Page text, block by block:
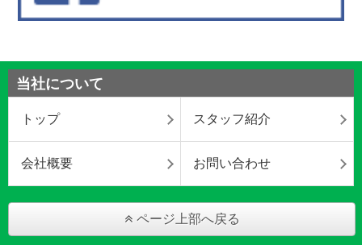
当社について
トップ スタッフ紹介
会社概要 お問い合わせ
ページ上部へ戻る